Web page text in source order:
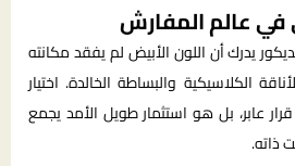
في عالم المفارش
يدرك أن اللون الأبيض لم يفقد مكانته
الكلاسيكية والبساطة الخالدة. اختيار
عابر، بل هو استثمار طويل الأمد يجمع
ذاته.